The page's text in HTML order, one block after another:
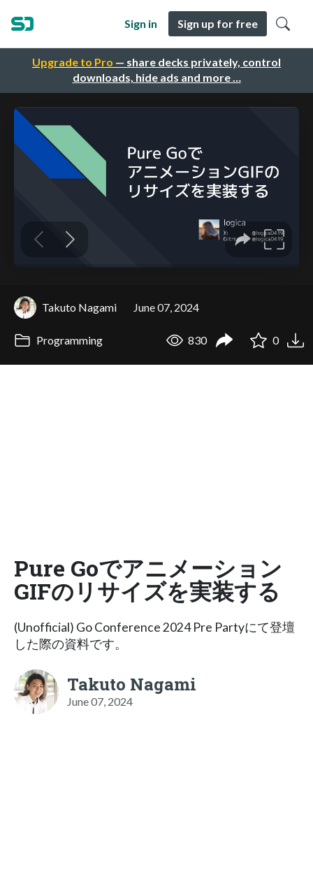
Upgrade to Pro — share decks privately, control
downloads, hide ads and more …
Sign in Sign up for free
Takuto Nagami June 07, 2024
Programming 830 0
Pure Goでアニメーション
GIFのリサイズを実装する
(Unofficial) Go Conference 2024 Pre Partyにて登壇
した際の資料です。
Takuto Nagami
June 07, 2024